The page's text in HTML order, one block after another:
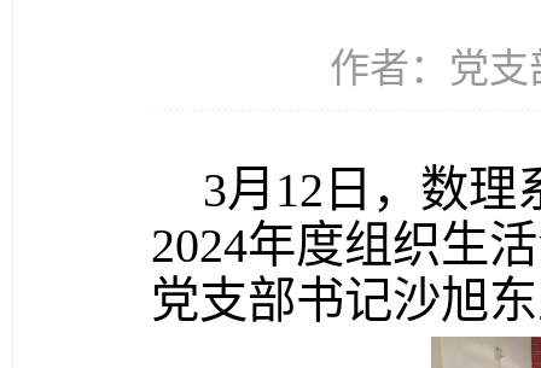
作者：党支
3月 12 日，数理
2024年度组织生
党支部书记沙旭